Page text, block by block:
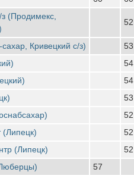
(Продимекс,
Кривецкий с/з) 53
54
54
53
(Липецк)
(Липецк)
57